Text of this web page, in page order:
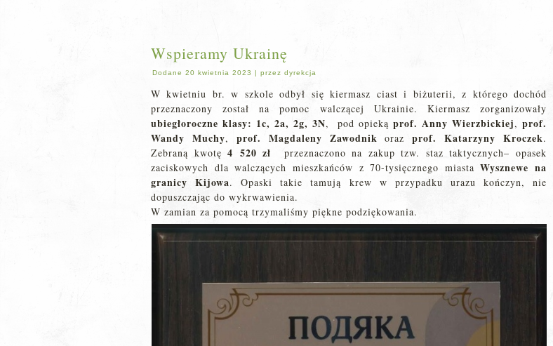
Wspieramy Ukrainę
Dodane 20 kwietnia 2023 | przez dyrekcja
W kwietniu br. w szkole odbył się kiermasz ciast i biżuterii, z którego dochód
przeznaczony został na pomoc walczącej Ukrainie. Kiermasz zorganizowały
ubiegłoroczne klasy: 1c, 2a, 2g, 3N, pod opiekąprof. Anny Wierzbickiej,prof.
Wandy Muchy, prof. Magdaleny Zawodnik orazprof. Katarzyny Kroczek.
Zebraną kwotę 4 520 zł przeznaczono na zakup tzw. staz taktycznych– opasek
zaciskowych dla walczących mieszkańców z 70-tysięcznego miastaWysznewe na
granicy Kijowa. Opaski takie tamują krew w przypadku urazu kończyn, nie
dopuszczając do wykrwawienia.
W zamian za pomocą trzymaliśmy piękne podziękowania.